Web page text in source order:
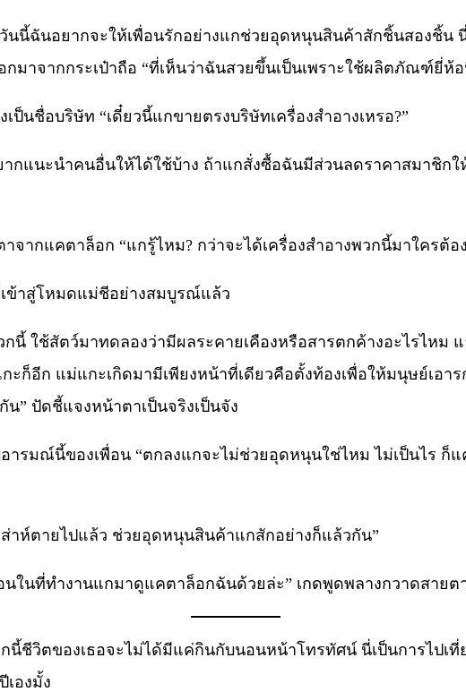
วันนี้ฉันอยากจะให้เพื่อนรักอย่างแกช่วยอุดหนุนสินค้าสักชิ้นสองชิ้น
มาจากกระเป๋าถือ “ที่เห็นว่าฉันสวยขึ้นเป็นเพราะใช้ผลิตภัณฑ์ยี่ห้
ป็นชื่อบริษัท “เดี๋ยวนี้แกขายตรงบริษัทเครื่องสำอางเหรอ?”
ากแนะนำคนอื่นให้ได้ใช้บ้าง ถ้าแกสั่งซื้อฉันมีส่วนลดราคาสมาชิก
ากแคตาล็อก “แกรู้ไหม? กว่าจะได้เครื่องสำอางพวกนี้มาใครต้อง
ข้าสู่โหมดแม่ชีอย่างสมบูรณ์แล้ว
นี้ ใช้สัตว์มาทดลองว่ามีผลระคายเคืองหรือสารตกค้างอะไรไหม
ก็อีก แม่แกะเกิดมามีเพียงหน้าที่เดียวคือตั้งท้องเพื่อให้มนุษย์เอา
” ปัดชี้แจงหน้าตาเป็นจริงเป็นจัง
อารมณ์นี้ของเพื่อน “ตกลงแกจะไม่ช่วยอุดหนุนใช่ไหม ไม่เป็นไร ก็
าห์ตายไปแล้ว ช่วยอุดหนุนสินค้าแกสักอย่างก็แล้วกัน”
ในที่ทำงานแกมาดูแคตาล็อกฉันด้วยล่ะ” เกดพูดพลางกวาดสายต
ชีวิตของเธอจะไม่ได้มีแค่กินกับนอนหน้าโทรทัศน์ นี่เป็นการไปเที่
องมั้ง